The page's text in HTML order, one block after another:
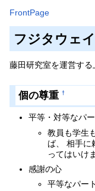
FrontPage
フジタウェイ
藤田研究室を運営する
個の尊重 †
平等・対等なパ
教員も学生
ば、 相手に
ってはいけ
感謝の心
平等なパー